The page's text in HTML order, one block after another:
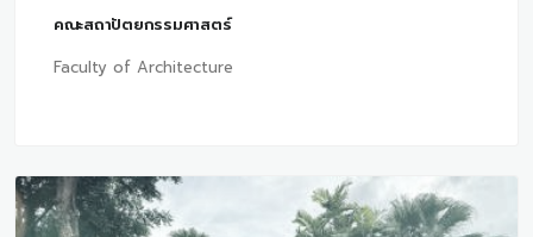
คณะสถาปัตยกรรมศาสตร์
Faculty of Architecture